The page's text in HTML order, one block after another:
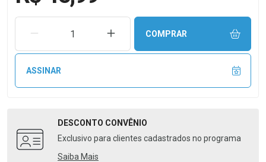
REMOVER UMA UNIDADEAUMENTAR UMA UNIDADE
COMPRAR
ASSINAR
DESCONTO CONVÊNIO
Exclusivo para clientes cadastrados no programa
Saiba Mais